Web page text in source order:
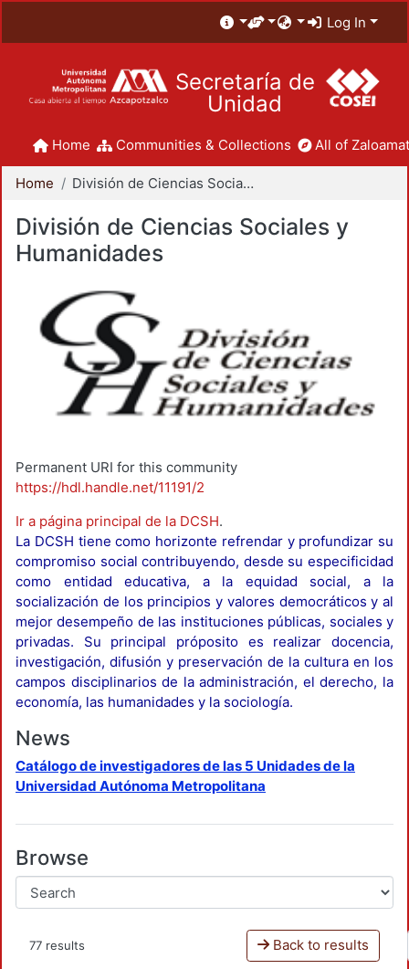
Log In
Secretaría de
Unidad
Home Communities & Collections All of
Home División de Ciencias Sociales y Humanidades
División de Ciencias Sociales y
Humanidades
Permanent URI for this community
https://hdl.handle.net/11191/2
Ir a página principal de la DCSH.
La DCSH tiene como horizonte refrendar y profundizar su
compromiso social contribuyendo, desde su especificidad
como entidad educativa, a la equidad social, a la
socialización de los principios y valores democráticos y al
mejor desempeño de las instituciones públicas, sociales y
privadas. Su principal próposito es realizar docencia,
investigación, difusión y preservación de la cultura en los
campos disciplinarios de la administración, el derecho, la
economía, las humanidades y la sociología.
News
Catálogo de investigadores de las 5 Unidades de la
Universidad Autónoma Metropolitana
Browse
77 results Back to results